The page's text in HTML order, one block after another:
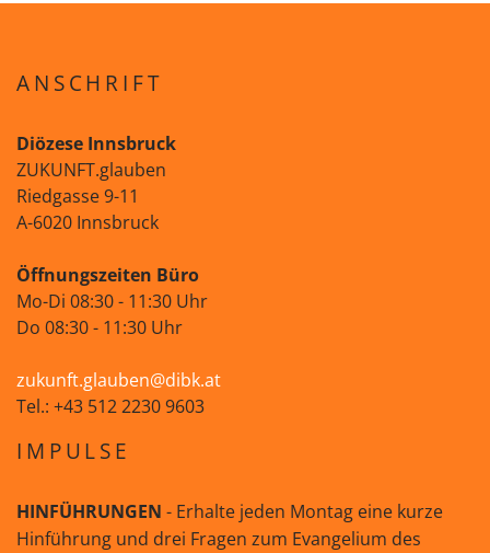
ANSCHRIFT
Diözese Innsbruck
ZUKUNFT.glauben
Riedgasse 9-11
A-6020 Innsbruck
Öffnungszeiten Büro
Mo-Di 08:30 - 11:30 Uhr
Do 08:30 - 11:30 Uhr
zukunft.glauben@dibk.at
Tel.: +43 512 2230 9603
IMPULSE
HINFÜHRUNGEN - Erhalte jeden Montag eine kurze
Hinführung und drei Fragen zum Evangelium des